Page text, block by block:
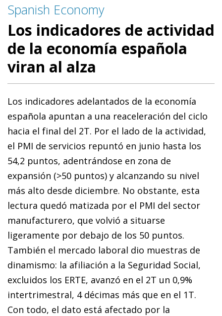
Spanish Economy
Los indicadores de actividad
de la economía española
viran al alza
Los indicadores adelantados de la economía
española apuntan a una reaceleración del ciclo
hacia el final del 2T. Por el lado de la actividad,
el PMI de servicios repuntó en junio hasta los
54,2 puntos, adentrándose en zona de
expansión (>50 puntos) y alcanzando su nivel
más alto desde diciembre. No obstante, esta
lectura quedó matizada por el PMI del sector
manufacturero, que volvió a situarse
ligeramente por debajo de los 50 puntos.
También el mercado laboral dio muestras de
dinamismo: la afiliación a la Seguridad Social,
excluidos los ERTE, avanzó en el 2T un 0,9%
intertrimestral, 4 décimas más que en el 1T.
Con todo, el dato está afectado por la